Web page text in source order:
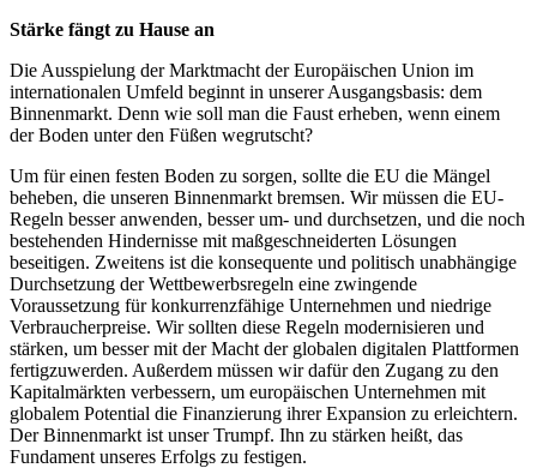
Stärke fängt zu Hause an
Die Ausspielung der Marktmacht der Europäischen Union im
internationalen Umfeld beginnt in unserer Ausgangsbasis: dem
Binnenmarkt. Denn wie soll man die Faust erheben, wenn einem
der Boden unter den Füßen wegrutscht?
Um für einen festen Boden zu sorgen, sollte die EU die Mängel
beheben, die unseren Binnenmarkt bremsen. Wir müssen die EU-
Regeln besser anwenden, besser um- und durchsetzen, und die noch
bestehenden Hindernisse mit maßgeschneiderten Lösungen
beseitigen. Zweitens ist die konsequente und politisch unabhängige
Durchsetzung der Wettbewerbsregeln eine zwingende
Voraussetzung für konkurrenzfähige Unternehmen und niedrige
Verbraucherpreise. Wir sollten diese Regeln modernisieren und
stärken, um besser mit der Macht der globalen digitalen Plattformen
fertigzuwerden. Außerdem müssen wir dafür den Zugang zu den
Kapitalmärkten verbessern, um europäischen Unternehmen mit
globalem Potential die Finanzierung ihrer Expansion zu erleichtern.
Der Binnenmarkt ist unser Trumpf. Ihn zu stärken heißt, das
Fundament unseres Erfolgs zu festigen.